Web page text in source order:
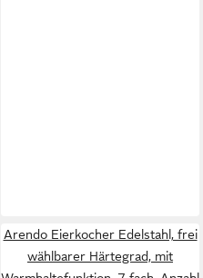
Arendo Eierkocher Edelstahl, frei
wählbarer Härtegrad, mit